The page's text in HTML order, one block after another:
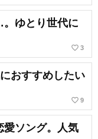
ゆとり世代に
favorite_border 3
おすすめしたい
favorite_border 9
愛ソング。人気